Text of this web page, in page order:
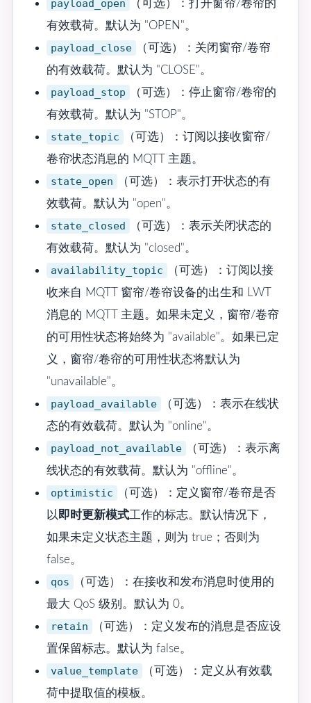
payload_open
（可选）：打开窗帘/卷帘的
有效载荷。默认为 "OPEN"。
payload_close
（可选）：关闭窗帘/卷帘
的有效载荷。默认为 "CLOSE"。
payload_stop
（可选）：停止窗帘/卷帘的
有效载荷。默认为 "STOP"。
state_topic
（可选）：订阅以接收窗帘/
卷帘状态消息的 MQTT 主题。
state_open
（可选）：表示打开状态的有
效载荷。默认为 "open"。
state_closed
（可选）：表示关闭状态的
有效载荷。默认为 "closed"。
availability_topic
（可选）：订阅以接
收来自 MQTT 窗帘/卷帘设备的出生和 LWT
消息的 MQTT 主题。如果未定义，窗帘/卷帘
的可用性状态将始终为 "available"。如果已定
义，窗帘/卷帘的可用性状态将默认为
"unavailable"。
payload_available
（可选）：表示在线状
态的有效载荷。默认为 "online"。
payload_not_available
（可选）：表示离
线状态的有效载荷。默认为 "offline"。
optimistic
（可选）：定义窗帘/卷帘是否
以即时更新模式工作的标志。默认情况下，
如果未定义状态主题，则为 true；否则为
false。
qos
（可选）：在接收和发布消息时使用的
最大 QoS 级别。默认为 0。
retain
（可选）：定义发布的消息是否应设
置保留标志。默认为 false。
value_template
（可选）：定义从有效载
荷中提取值的模板。